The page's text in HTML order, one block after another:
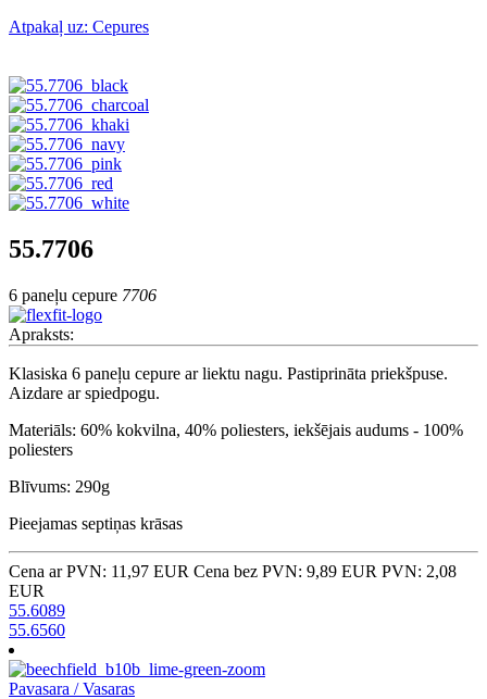
Atpakaļ uz: Cepures
55.7706
6 paneļu cepure 7706
Apraksts:
Klasiska 6 paneļu cepure ar liektu nagu. Pastiprināta priekšpuse.
Aizdare ar spiedpogu.
Materiāls: 60% kokvilna, 40% poliesters, iekšējais audums - 100%
poliesters
Blīvums: 290g
Pieejamas septiņas krāsas
Cena ar PVN: 11,97 EUR Cena bez PVN: 9,89 EUR PVN: 2,08
EUR
55.6089
55.6560
Pavasara / Vasaras